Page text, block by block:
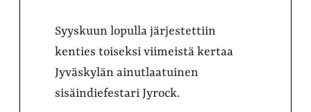
Syyskuun lopulla järjestettiin
kenties toiseksi viimeistä kertaa
Jyväskylän ainutlaatuinen
sisäindiefestari Jyrock.